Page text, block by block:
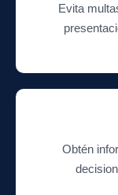
Evita
Obtén